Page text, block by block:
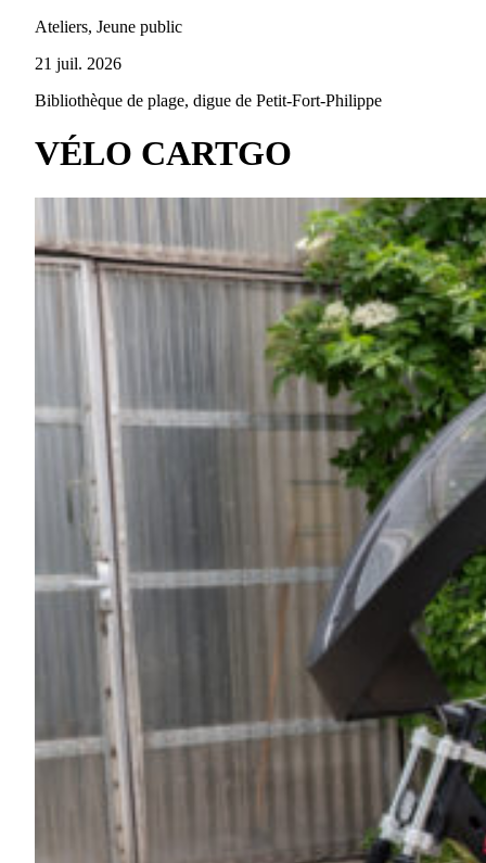
Ateliers, Jeune public
21 juil. 2026
Bibliothèque de plage, digue de Petit-Fort-Philippe
VÉLO CARTGO